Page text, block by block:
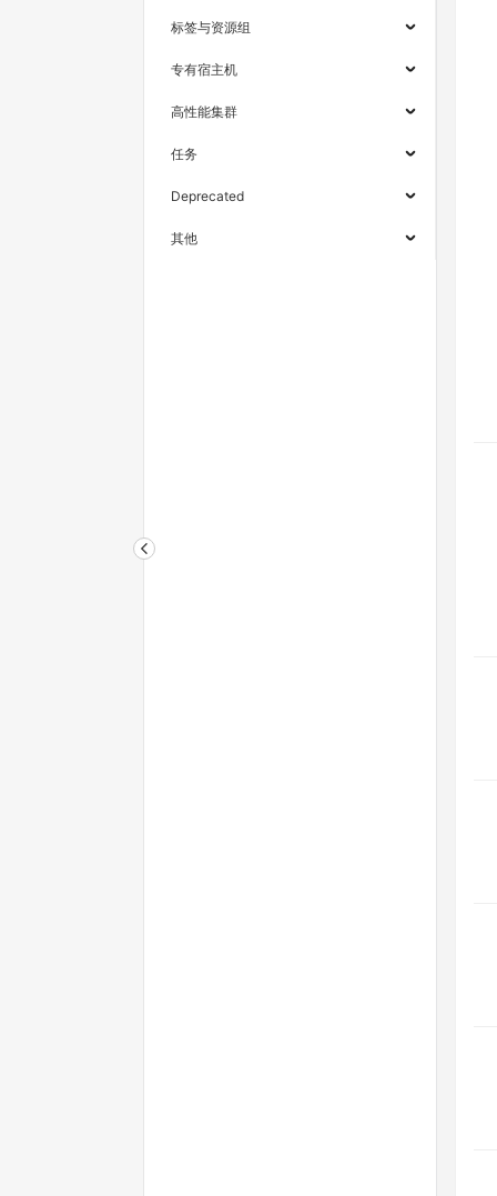
标签与资源组
专有宿主机
高性能集群
任务
Deprecated
其他